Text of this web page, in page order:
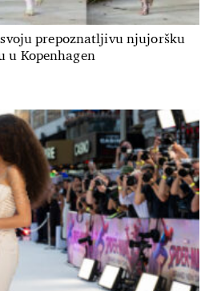
prepoznatljivu njujoršku
u Kopenhagen